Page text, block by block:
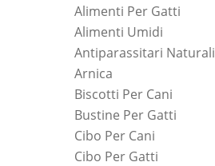
Alimenti Per Gatti
Alimenti Umidi
Antiparassitari Naturali
Arnica
Biscotti Per Cani
Bustine Per Gatti
Cibo Per Cani
Cibo Per Gatti